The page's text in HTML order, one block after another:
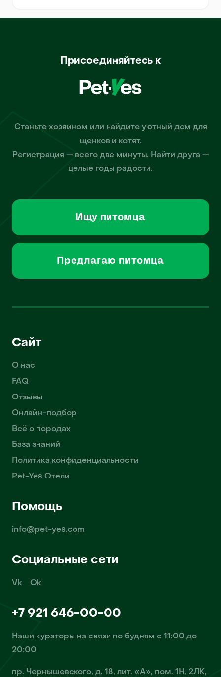
Присоединяйтесь к
Станьте хозяином или найдите уютный дом для
щенков и котят.
Регистрация — всего две минуты. Найти друга —
целые годы радости.
Ищу питомца
Предлагаю питомца
Сайт
О нас
FAQ
Отзывы
Онлайн-подбор
Всё о породах
База знаний
Политика конфиденциальности
Pet-Yes Отели
Помощь
info@pet-yes.com
Социальные сети
Vk Ok
+7 921 646-00-00
Наши кураторы на связи по будням с 11:00 до
20:00
пр. Чернышевского, д. 18, лит. «А», пом. 1Н, 2ЛК,